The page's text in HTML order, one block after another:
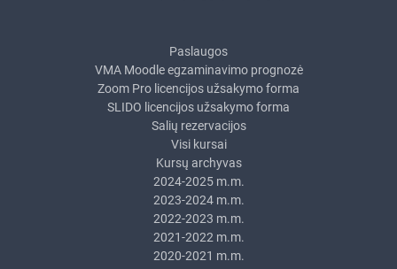
Paslaugos
VMA Moodle egzaminavimo prognozė
Zoom Pro licencijos užsakymo forma
SLIDO licencijos užsakymo forma
Salių rezervacijos
Visi kursai
Kursų archyvas
2024-2025 m.m.
2023-2024 m.m.
2022-2023 m.m.
2021-2022 m.m.
2020-2021 m.m.